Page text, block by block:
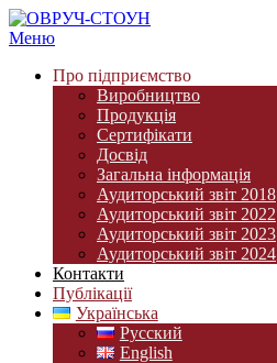
Меню
Про підприємство
Виробництво
Продукція
Сертифікати
Досвід
Загальна інформація
Аудиторський звіт 2018
Аудиторський звіт 2022
Аудиторський звіт 2023
Аудиторський звіт 2024
Контакти
Публікації
Українська
Русский
English